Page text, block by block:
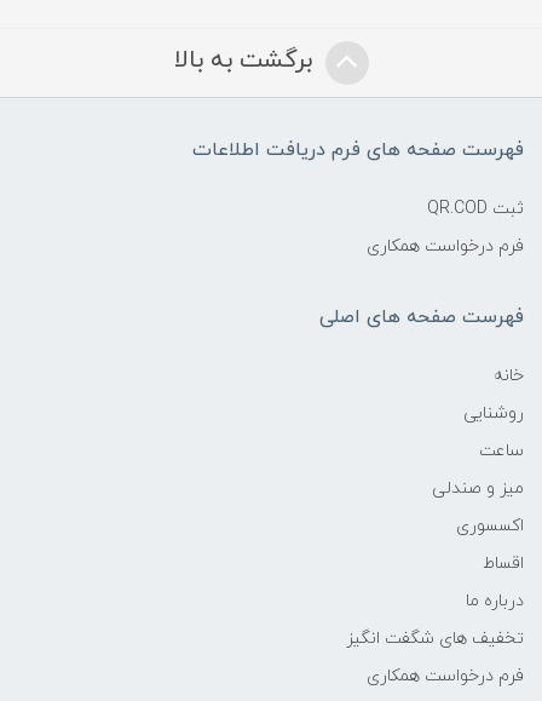
برگشت به بالا
فهرست صفحه های فرم دریافت اطلاعات
ثبت QR.COD
فرم درخواست همکاری
فهرست صفحه های اصلی
خانه
روشنایی
ساعت
میز و صندلی
اکسسوری
اقساط
درباره ما
تخفیف های شگفت انگیز
فرم درخواست همکاری